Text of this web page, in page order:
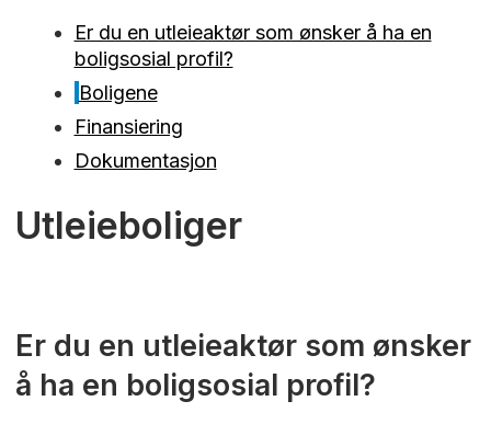
Er du en utleieaktør som ønsker å ha en
boligsosial profil?
Boligene
Finansiering
Dokumentasjon
Utleieboliger
Er du en utleieaktør som ønsker
å ha en boligsosial profil?